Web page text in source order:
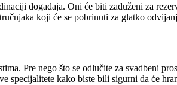
događaja. Oni će biti zaduženi za
koji će se pobrinuti za glatko
Pre nego što se odlučite za svadbeni
kako biste bili sigurni da će